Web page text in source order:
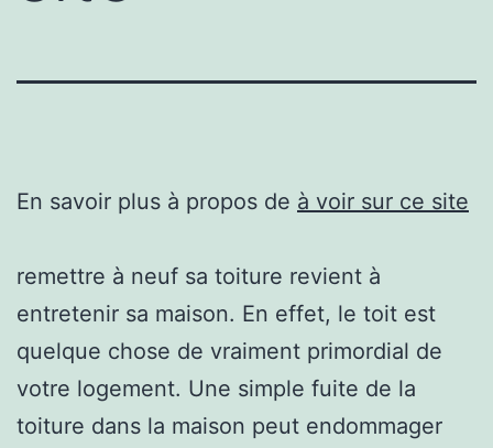
En savoir plus à propos de à voir sur ce site
remettre à neuf sa toiture revient à
entretenir sa maison. En effet, le toit est
quelque chose de vraiment primordial de
votre logement. Une simple fuite de la
toiture dans la maison peut endommager